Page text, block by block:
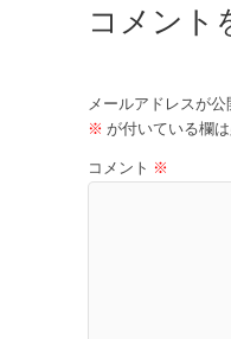
コメント
メールアドレスが公
※ が付いている欄
コメント ※